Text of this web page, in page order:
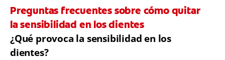
Preguntas frecuentes sobre cómo quitar
la sensibilidad en los dientes
¿Qué provoca la sensibilidad en los
dientes?